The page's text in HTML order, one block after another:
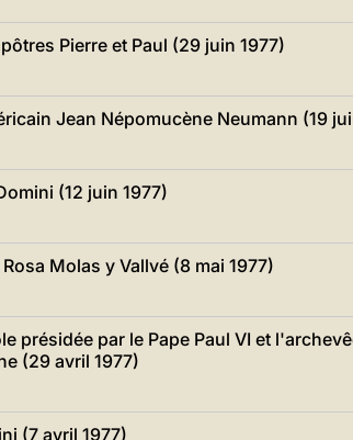
Pierre et Paul (29 juin 1977)
Jean Népomucène Neumann (19
(12 juin 1977)
Molas y Vallvé (8 mai 1977)
présidée par le Pape Paul VI et
(29 avril 1977)
(7 avril 1977)